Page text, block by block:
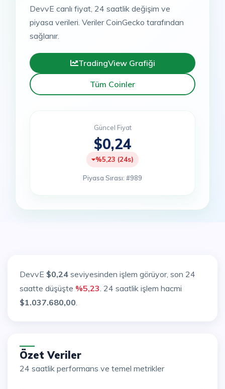
DevvE canlı fiyat, 24 saatlik değişim ve
piyasa verileri. Veriler CoinGecko tarafından
sağlanır.
TradingView Grafiği
Tüm Coinler
Güncel Fiyat
$0,24
%5,23 (24s)
Piyasa Sırası: #989
DevvE $0,24 seviyesinden işlem görüyor, son 24
saatte düşüşte %5,23. 24 saatlik işlem hacmi
$1.037.680,00.
Özet Veriler
24 saatlik performans ve temel metrikler